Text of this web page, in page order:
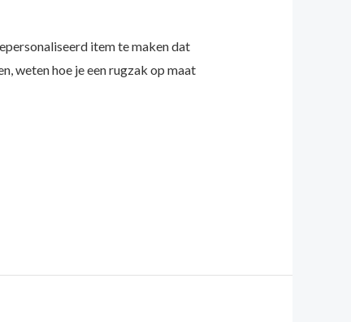
item te maken dat
weten hoe je een rugzak op maat